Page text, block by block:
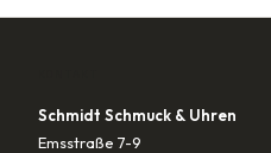
Schmidt Schmuck & Uhren
Emsstraße 7-9